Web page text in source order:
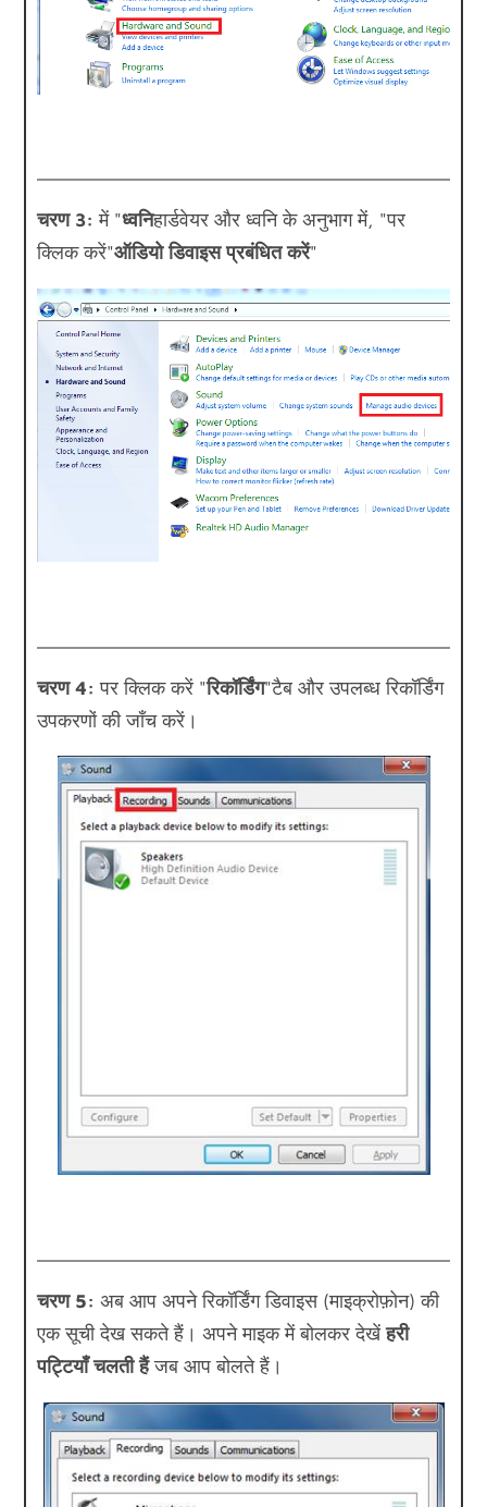
चरण 3:में "ध्वनिहार्डवेयर और ध्वनि के अनुभाग में, "पर
क्लिक करें"ऑडियो डिवाइस प्रबंधित करें"
चरण 4: पर क्लिक करें "रिकॉर्डिंग"टैब और उपलब्ध रिकॉर्डिंग
उपकरणों की जाँच करें।
चरण 5:अब आप अपने रिकॉर्डिंग डिवाइस (माइक्रोफ़ोन) की
एक सूची देख सकते हैं। अपने माइक में बोलकर देखेंहरी
पट्टियाँ चलती हैंजब आप बोलते हैं।